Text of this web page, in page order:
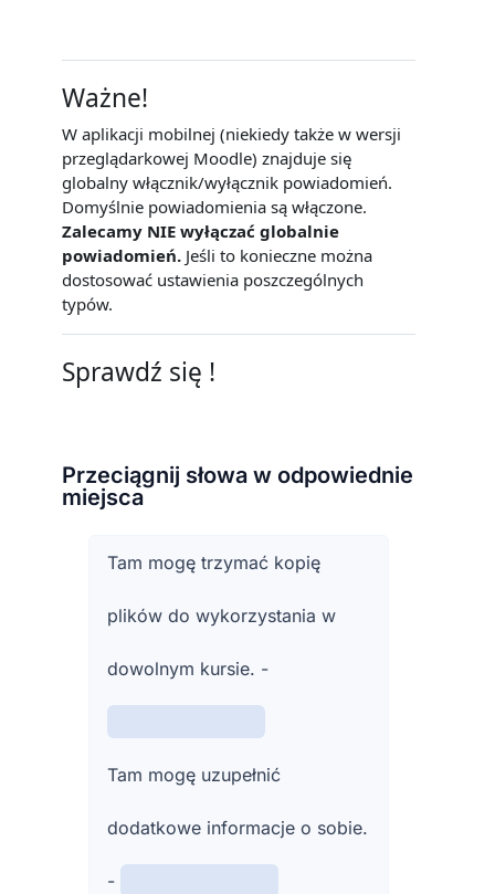
Ważne!
W aplikacji mobilnej (niekiedy także w wersji
przeglądarkowej Moodle) znajduje się
globalny włącznik/wyłącznik powiadomień.
Domyślnie powiadomienia są włączone.
Zalecamy NIE wyłączać globalnie
powiadomień. Jeśli to konieczne można
dostosować ustawienia poszczególnych
typów.
Sprawdź się !